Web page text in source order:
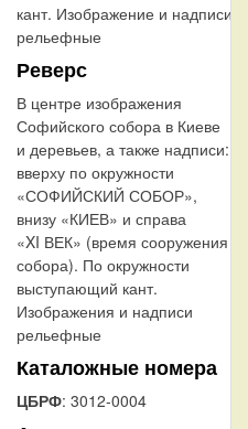
кант. Изображение и надписи
рельефные
Реверс
В центре изображения
Софийского собора в Киеве
и деревьев, а также надписи:
вверху по окружности
«СОФИЙСКИЙ СОБОР»,
внизу «КИЕВ» и справа
«XI ВЕК» (время сооружения
собора). По окружности
выступающий кант.
Изображения и надписи
рельефные
Каталожные номера
ЦБРФ: 3012-0004